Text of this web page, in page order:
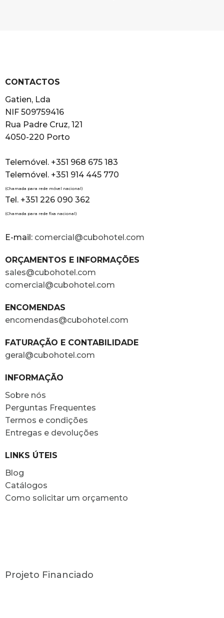
CONTACTOS
Gatien, Lda
NIF 509759416
Rua Padre Cruz, 121
4050-220 Porto
Telemóvel. +351 968 675 183
Telemóvel. +351 914 445 770
(Chamada para rede móvel nacional)
Tel. +351 226 090 362
(Chamada para rede fixa nacional)
E-mail: comercial@cubohotel.com
ORÇAMENTOS E INFORMAÇÕES
sales@cubohotel.com
comercial@cubohotel.com
ENCOMENDAS
encomendas@cubohotel.com
FATURAÇÃO E CONTABILIDADE
geral@cubohotel.com
INFORMAÇÃO
Sobre nós
Perguntas Frequentes
Termos e condições
Entregas e devoluções
LINKS ÚTEIS
Blog
Catálogos
Como solicitar um orçamento
Projeto Financiado